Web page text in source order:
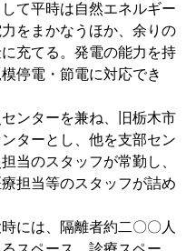
て平時は自然エネルギー
をまかなうほか、余りの
充てる。発電の能力を持
停電・節電に対応でき
ンターを兼ね、旧栃木市
ターとし、他を支部セン
当のスタッフが常勤し、
担当等のスタッフが詰め
には、隔離者約二〇〇人